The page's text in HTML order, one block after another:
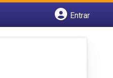
Entrar